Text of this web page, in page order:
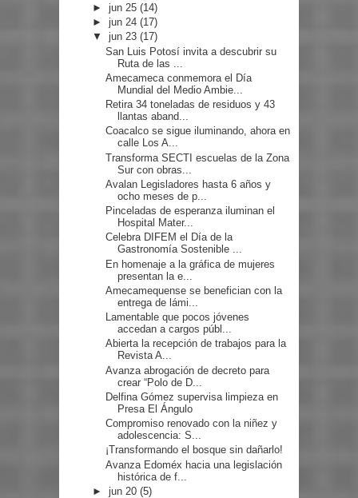
►jun 25(14)
►jun 24(17)
▼jun 23(17)
San Luis Potosí invita a descubrir su
Ruta de las ...
Amecameca conmemora el Día
Mundial del Medio Ambie...
Retira 34 toneladas de residuos y 43
llantas aband...
Coacalco se sigue iluminando, ahora en
calle Los A...
Transforma SECTI escuelas de la Zona
Sur con obras...
Avalan Legisladores hasta 6 años y
ocho meses de p...
Pinceladas de esperanza iluminan el
Hospital Mater...
Celebra DIFEM el Día de la
Gastronomía Sostenible ...
En homenaje a la gráfica de mujeres
presentan la e...
Amecamequense se benefician con la
entrega de lámi...
Lamentable que pocos jóvenes
accedan a cargos públ...
Abierta la recepción de trabajos para la
Revista A...
Avanza abrogación de decreto para
crear “Polo de D...
Delfina Gómez supervisa limpieza en
Presa El Ángulo
Compromiso renovado con la niñez y
adolescencia: S...
¡Transformando el bosque sin dañarlo!
Avanza Edoméx hacia una legislación
histórica de f...
►jun 20(5)